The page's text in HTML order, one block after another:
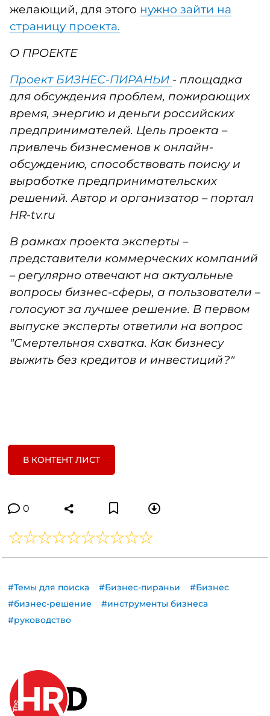
желающий, для этого нужно зайти на
страницу проекта.
О ПРОЕКТЕ
Проект БИЗНЕС-ПИРАНЬИ - площадка
для обсуждения проблем, пожирающих
время, энергию и деньги российских
предпринимателей. Цель проекта –
привлечь бизнесменов к онлайн-
обсуждению, способствовать поиску и
выработке предпринимательских
решений. Автор и организатор – портал
HR-tv.ru
В рамках проекта эксперты –
представители коммерческих компаний
– регулярно отвечают на актуальные
вопросы бизнес-сферы, а пользователи –
голосуют за лучшее решение. В первом
выпуске эксперты ответили на вопрос
"Смертельная схватка. Как бизнесу
выжить без кредитов и инвестиций?"
В КОНТЕНТ ЛИСТ
0
#Темы для поиска #Бизнес-пираньи
#Бизнес
#бизнес-решение
#инструменты бизнеса
#руководство